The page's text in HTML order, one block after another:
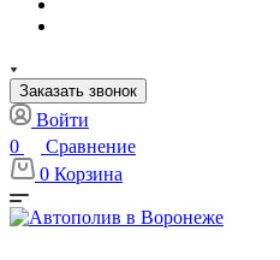
Заказать звонок
Войти
0
Сравнение
0 Корзина